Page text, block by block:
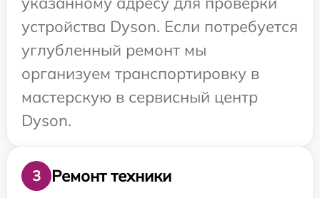
устройства Dyson. Если потребуется
углубленный ремонт мы
организуем транспортировку в
мастерскую в сервисный центр
Dyson.
3
Ремонт техники